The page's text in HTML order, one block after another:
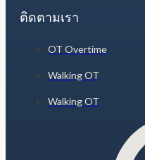
ติดตามเรา
OT Overtime
Walking OT
Walking OT